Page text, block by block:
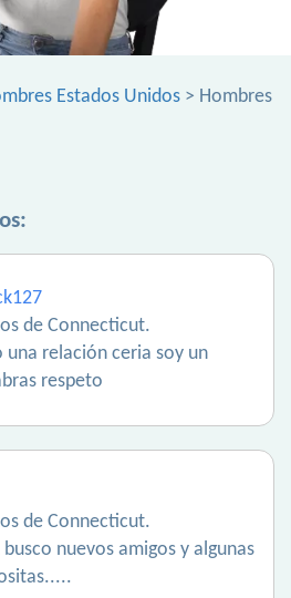
Estados Unidos > Hombres
de Connecticut.
una relación ceria soy un
respeto
de Connecticut.
busco nuevos amigos y algunas